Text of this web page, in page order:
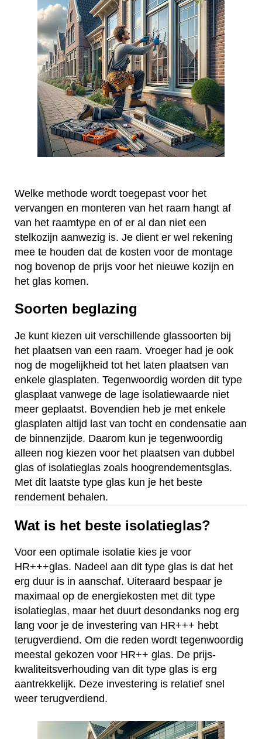
Welke methode wordt toegepast voor het
vervangen en monteren van het raam hangt af
van het raamtype en of er al dan niet een
stelkozijn aanwezig is. Je dient er wel rekening
mee te houden dat de kosten voor de montage
nog bovenop de prijs voor het nieuwe kozijn en
het glas komen.
Soorten beglazing
Je kunt kiezen uit verschillende glassoorten bij
het plaatsen van een raam. Vroeger had je ook
nog de mogelijkheid tot het laten plaatsen van
enkele glasplaten. Tegenwoordig worden dit type
glasplaat vanwege de lage isolatiewaarde niet
meer geplaatst. Bovendien heb je met enkele
glasplaten altijd last van tocht en condensatie aan
de binnenzijde. Daarom kun je tegenwoordig
alleen nog kiezen voor het plaatsen van dubbel
glas of isolatieglas zoals hoogrendementsglas.
Met dit laatste type glas kun je het beste
rendement behalen.
Wat is het beste isolatieglas?
Voor een optimale isolatie kies je voor
HR+++glas. Nadeel aan dit type glas is dat het
erg duur is in aanschaf. Uiteraard bespaar je
maximaal op de energiekosten met dit type
isolatieglas, maar het duurt desondanks nog erg
lang voor je de investering van HR+++ hebt
terugverdiend. Om die reden wordt tegenwoordig
meestal gekozen voor HR++ glas. De prijs-
kwaliteitsverhouding van dit type glas is erg
aantrekkelijk. Deze investering is relatief snel
weer terugverdiend.